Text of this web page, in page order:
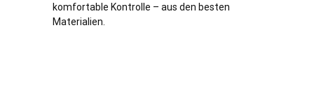
komfortable Kontrolle – aus den besten
Materialien.